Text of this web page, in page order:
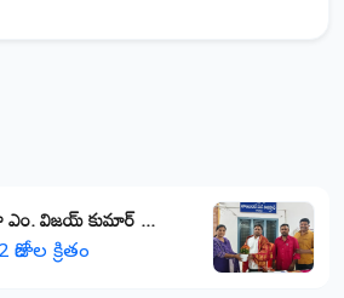
ఎం. విజయ్ కుమార్ ...
రోజుల క్రితం